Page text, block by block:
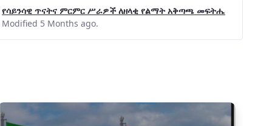
የሳይንሳዊ ጥናትና ምርምር ሥራዎች ለዘላቂ የልማት አቅጣጫ መፍትሔ ጠቋሚ
Modified 5 Months ago.